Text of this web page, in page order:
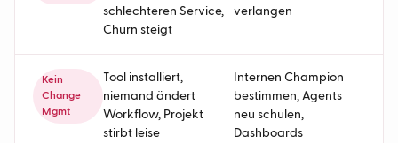
schlechteren Service,
Churn steigt
verlangen
Kein
Change
Mgmt
Tool installiert,
niemand ändert
Workflow, Projekt
stirbt leise
Internen Champion
bestimmen, Agents
neu schulen,
Dashboards